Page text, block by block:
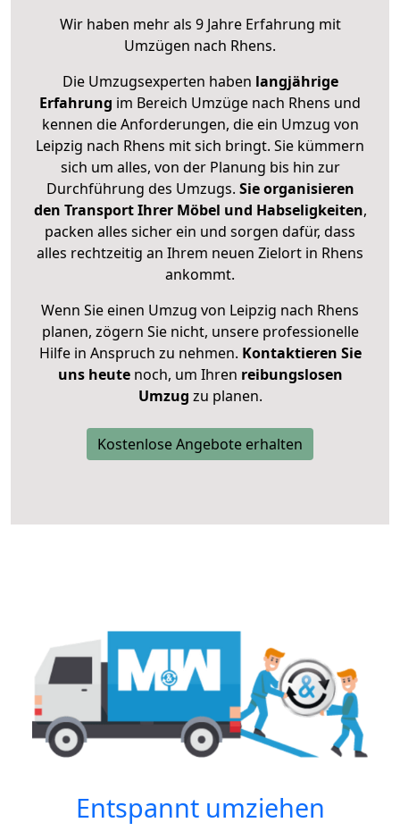
Wir haben mehr als 9 Jahre Erfahrung mit
Umzügen nach Rhens.
Die Umzugsexperten haben langjährige
Erfahrung im Bereich Umzüge nach Rhens und
kennen die Anforderungen, die ein Umzug von
Leipzig nach Rhens mit sich bringt. Sie kümmern
sich um alles, von der Planung bis hin zur
Durchführung des Umzugs. Sie organisieren
den Transport Ihrer Möbel und Habseligkeiten,
packen alles sicher ein und sorgen dafür, dass
alles rechtzeitig an Ihrem neuen Zielort in Rhens
ankommt.
Wenn Sie einen Umzug von Leipzig nach Rhens
planen, zögern Sie nicht, unsere professionelle
Hilfe in Anspruch zu nehmen. Kontaktieren Sie
uns heutenoch, um Ihren reibungslosen
Umzug zu planen.
Kostenlose Angebote erhalten
Entspannt umziehen